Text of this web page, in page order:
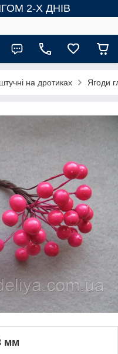
2-Х ДНІВ
на дротиках Ягоди
мм